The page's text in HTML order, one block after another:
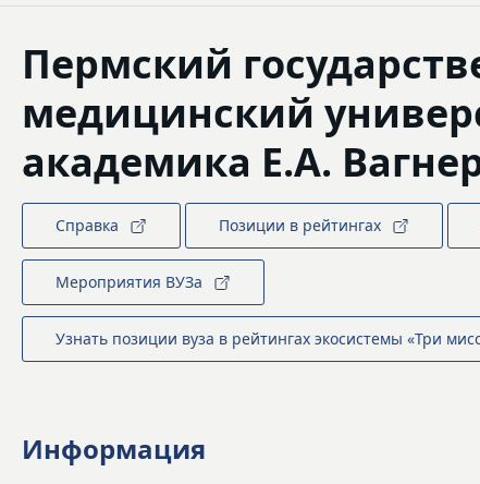
Пермский
медицинский
академика Е.А.
Справка Позиции в рейтингах
Мероприятия ВУЗа
Узнать позиции вуза в рейтингах экосистемы «Три
Информация